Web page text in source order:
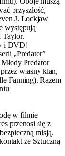
przyszłość,
J. Lockjaw
występują
Taylor.
i DVD!
„Predator”
Predator
własny klan,
Fanning). Razem
w filmie
przenosi się z
misją.
ze Sztuczną